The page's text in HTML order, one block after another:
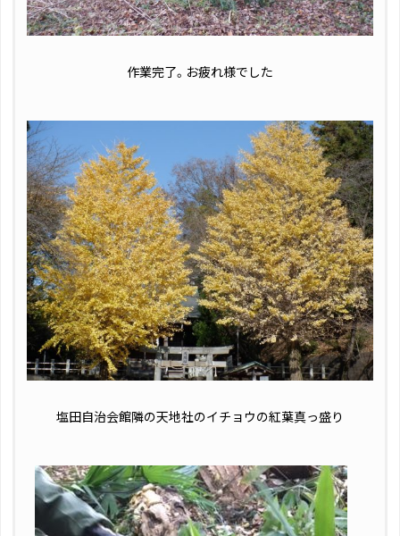
作業完了。お疲れ様でした
塩田自治会館隣の天地社のイチョウの紅葉真っ盛り